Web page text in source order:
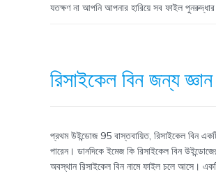
যতক্ষণ না আপনি আপনার হারিয়ে সব ফাইল
রিসাইকেল বিন জন্য
প্রথম উইন্ডোজ 95 বাস্তবায়িত, রিসাইকেল বিন
পারেন। ডানদিকে ইমেজ কি রিসাইকেল বিন
অবস্থান রিসাইকেল বিন নামে ফাইল চলে আসে।